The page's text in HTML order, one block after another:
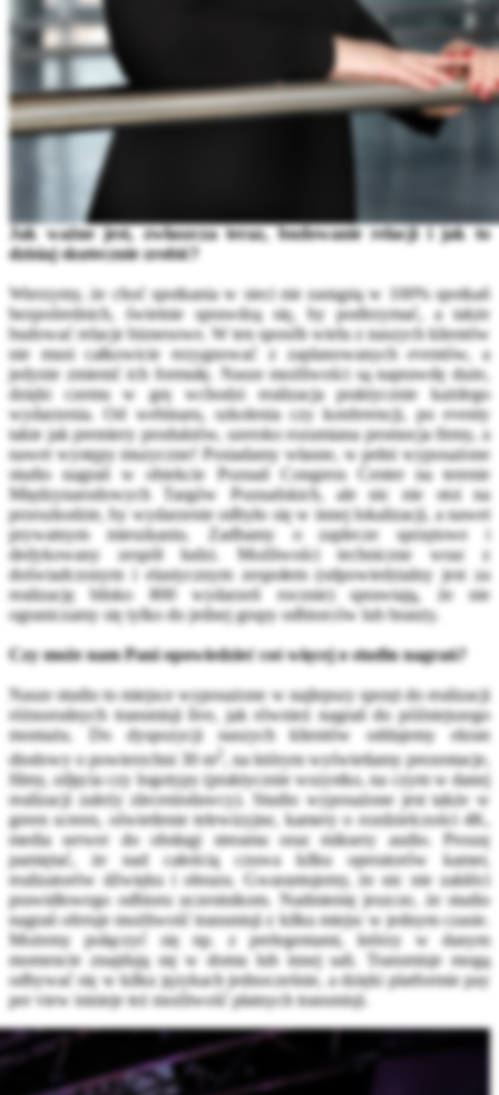
Jak ważne jest, zwłaszcza teraz, budowanie relacji i jak to
dzisiaj skutecznie zrobić?
Wierzymy, że choć spotkania w sieci nie zastąpią w 100% spotkań
bezpośrednich, świetnie sprawdzą się, by podtrzymać, a także
budować relacje biznesowe. W ten sposób wielu z naszych klientów
nie musi całkowicie rezygnować z zaplanowanych eventów, a
jedynie zmienić ich formułę. Nasze możliwości są naprawdę duże,
dzięki czemu w grę wchodzi realizacja praktycznie każdego
wydarzenia. Od webinaru, szkolenia czy konferencji, po eventy
takie jak premiery produktów, szeroko rozumiana promocja firmy, a
nawet występy muzyczne! Posiadamy własne, w pełni wyposażone
studio nagrań w obiekcie Poznań Congress Center na terenie
Międzynarodowych Targów Poznańskich, ale nic nie stoi na
przeszkodzie, by wydarzenie odbyło się w innej lokalizacji, a nawet
prywatnym mieszkaniu. Zadbamy o zaplecze sprzętowe i
dedykowany zespół ludzi. Możliwości techniczne wraz z
doświadczonym i elastycznym zespołem (odpowiedzialny jest za
realizację blisko 800 wydarzeń rocznie) sprawiają, że nie
ograniczamy się tylko do jednej grupy odbiorców lub branży.
Czy może nam Pani opowiedzieć coś więcej o studiu nagrań?
Nasze studio to miejsce wyposażone w najlepszy sprzęt do realizacji
różnorodnych transmisji live, jak również nagrań do późniejszego
montażu. Do dyspozycji naszych klientów oddajemy ekran
diodowy o powierzchni 30 m2
, na którym wyświetlamy prezentacje,
filmy, zdjęcia czy logotypy (praktycznie wszystko, na czym w danej
realizacji zależy zleceniodawcy). Studio wyposażone jest także w
green screen, oświetlenie telewizyjne, kamery o rozdzielczości 4K,
media serwer do obsługi streamu oraz miksery audio. Proszę
pamiętać, że nad całością czuwa kilku operatorów kamer,
realizatorów dźwięku i obrazu. Gwarantujemy, że nic nie zakłóci
prawidłowego odbioru uczestnikom. Nadmienię jeszcze, że studio
nagrań oferuje możliwość transmisji z kilku miejsc w jednym czasie.
Możemy połączyć się np. z prelegentami, którzy w danym
momencie znajdują się w domu lub innej sali. Transmisje mogą
odbywać się w kilku językach jednocześnie, a dzięki platformie pay
per view istnieje też możliwość płatnych transmisji.